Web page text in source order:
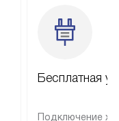
Бесплатная
Подключение